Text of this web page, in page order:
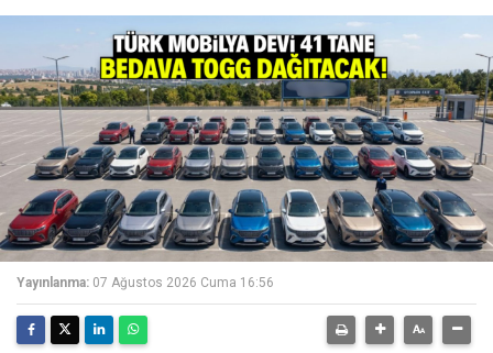
Yayınlanma: 07 Ağustos 2026 Cuma 16:56